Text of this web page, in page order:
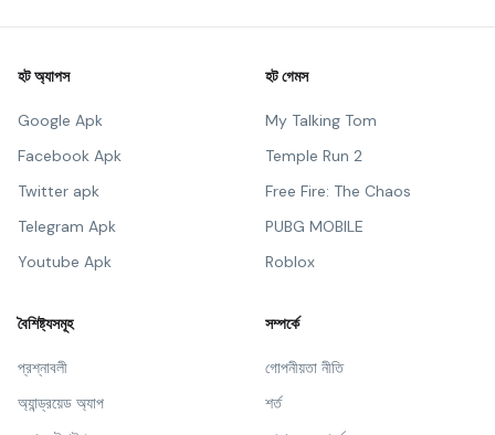
হট অ্যাপস
Google Apk
Facebook Apk
Twitter apk
Telegram Apk
Youtube Apk
হট গেমস
My Talking Tom
Temple Run 2
Free Fire: The Chaos
PUBG MOBILE
Roblox
বৈশিষ্ট্যসমূহ
প্রশ্নাবলী
অ্যান্ড্রয়েড অ্যাপ
সম্পর্কে
গোপনীয়তা নীতি
শর্ত